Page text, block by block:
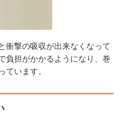
衝撃の吸収が出来なくなって
負担がかかるようになり、巻
ています。